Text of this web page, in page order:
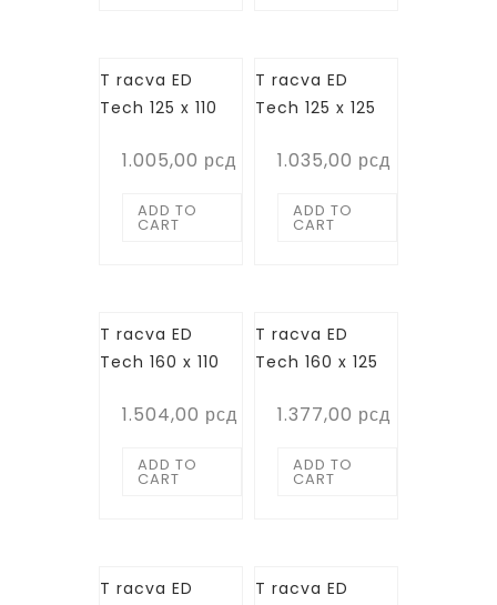
T racva ED
Tech 125 x 110
1.005,00 рсд
ADD TO
CART
T racva ED
Tech 125 x 125
1.035,00 рсд
ADD TO
CART
T racva ED
Tech 160 x 110
1.504,00 рсд
ADD TO
CART
T racva ED
Tech 160 x 125
1.377,00 рсд
ADD TO
CART
T racva ED
T racva ED